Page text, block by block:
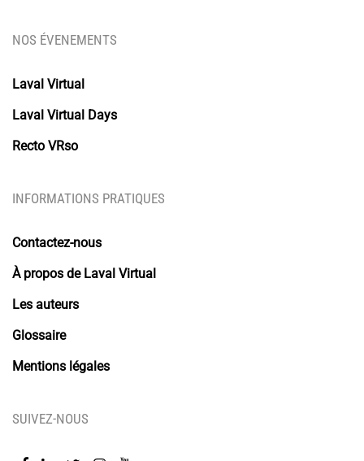
NOS ÉVENEMENTS
Laval Virtual
Laval Virtual Days
Recto VRso
INFORMATIONS PRATIQUES
Contactez-nous
À propos de Laval Virtual
Les auteurs
Glossaire
Mentions légales
SUIVEZ-NOUS